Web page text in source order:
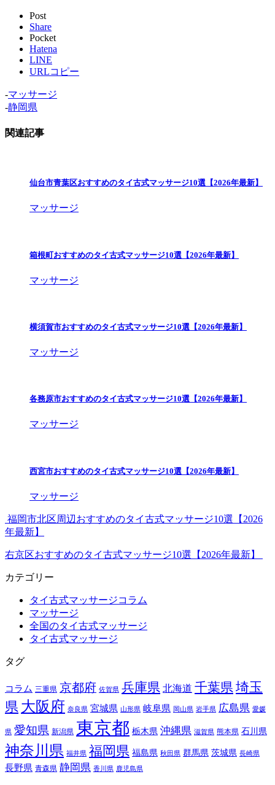
Post
Share
Pocket
Hatena
LINE
URLコピー
-マッサージ
-静岡県
関連記事
仙台市青葉区おすすめのタイ古式マッサージ10選【2026年最新】
マッサージ
箱根町おすすめのタイ古式マッサージ10選【2026年最新】
マッサージ
横須賀市おすすめのタイ古式マッサージ10選【2026年最新】
マッサージ
各務原市おすすめのタイ古式マッサージ10選【2026年最新】
マッサージ
西宮市おすすめのタイ古式マッサージ10選【2026年最新】
マッサージ
福岡市北区周辺おすすめのタイ古式マッサージ10選【2026
年最新】
右京区おすすめのタイ古式マッサージ10選【2026年最新】
カテゴリー
タイ古式マッサージコラム
マッサージ
全国のタイ古式マッサージ
タイ古式マッサージ
タグ
コラム 三重県 京都府 佐賀県 兵庫県 北海道 千葉県埼玉
県 大阪府 奈良県 宮城県 山形県 岐阜県 岡山県 岩手県 広島県 愛媛
県 愛知県 新潟県 東京都 栃木県 沖縄県 滋賀県 熊本県 石川県
神奈川県 福井県 福岡県 福島県 秋田県 群馬県 茨城県 長崎県
長野県 青森県 静岡県 香川県 鹿児島県